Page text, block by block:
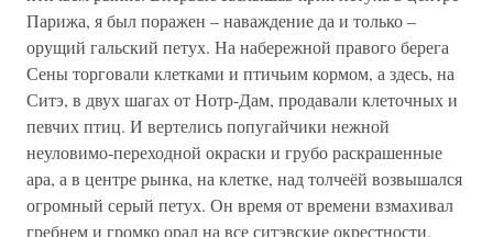
Парижа, я был поражен – наваждение да и только –
орущий гальский петух. На набережной правого берега
Сены торговали клетками и птичьим кормом, а здесь, на
Ситэ, в двух шагах от Нотр-Дам, продавали клеточных и
певчих птиц. И вертелись попугайчики нежной
неуловимо-переходной окраски и грубо раскрашенные
ара, а в центре рынка, на клетке, над толчеёй возвышался
огромный серый петух. Он время от времени взмахивал
гребнем и громко орал на все ситэвские окрестности.